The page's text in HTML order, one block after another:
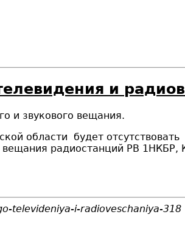
и
и звукового вещания.
области будет
радиостанций РВ
televideniya-i-radioveschaniya-318